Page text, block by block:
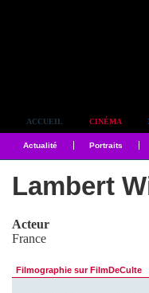
ACCUEIL CINÉMA
Actualité Portraits
Lambert
Acteur
France
Filmographie sur FilmDeCulte